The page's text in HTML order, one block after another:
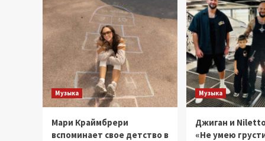
Музыка
Мари Краймбрери
вспоминает свое детство в
Музыка
Джиган и
«Не умею